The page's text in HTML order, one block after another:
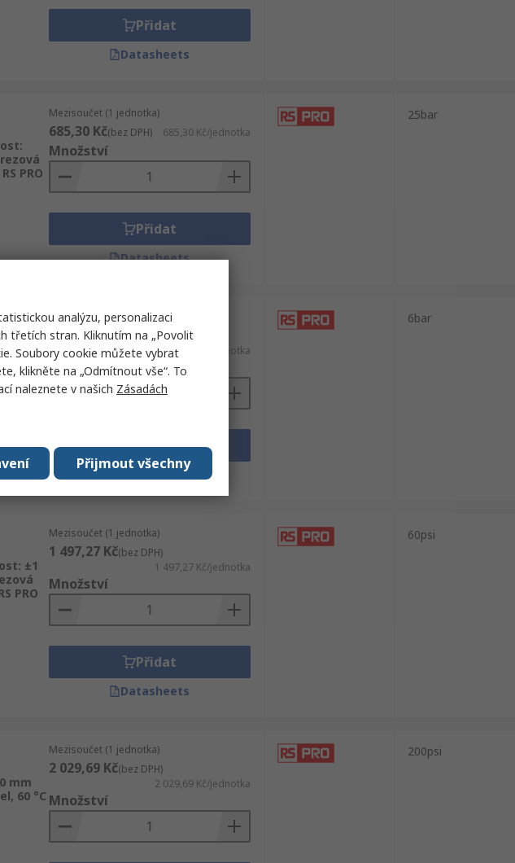
Přidat
Datasheets
PRO
Mezisoučet (1 jednotka)
685,30 Kč(bez DPH) 685,30 Kč/jednotka
Množství
Přidat
Datasheets
25bar
G 1/2
0
Mezisoučet (1 jednotka)
3 394,11 Kč(bez DPH)
3 394,11 Kč/jednotka
Množství
Přidat
Datasheets
6bar
±1
PRO
Mezisoučet (1 jednotka)
1 497,27 Kč(bez DPH)
1 497,27 Kč/jednotka
Množství
Přidat
Datasheets
60psi
mm
60 °C
Mezisoučet (1 jednotka)
2 029,69 Kč(bez DPH)
2 029,69 Kč/jednotka
Množství
200psi
analýzu, personalizaci
třetích stran. Kliknutím na „Povolit
Soubory cookie můžete vybrat
klikněte na „Odmítnout vše“. To
naleznete v našich Zásadách
Přijmout všechny